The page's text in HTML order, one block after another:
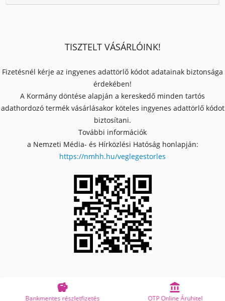
TISZTELT VÁSÁRLÓINK!
Fizetésnél kérje az ingyenes adattörlő kódot adatainak biztonsága
érdekében!
A Kormány döntése alapján a kereskedő minden tartós
adathordozó termék vásárlásakor köteles ingyenes adattörlő kódot
biztosítani.
További információk
a Nemzeti Média- és Hírközlési Hatóság honlapján:
https://nmhh.hu/veglegestorles

Bankmentes részletfizetés

OTP Online Áruhitel